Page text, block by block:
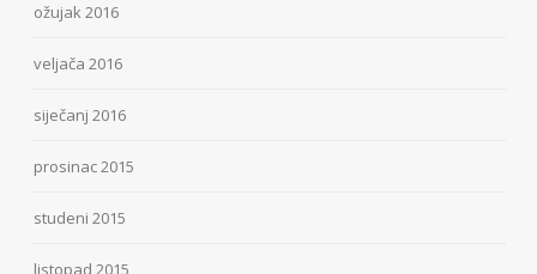
ožujak 2016
veljača 2016
siječanj 2016
prosinac 2015
studeni 2015
listopad 2015